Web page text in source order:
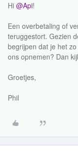
Hi @Api!
Een overbetaling of
teruggestort. Gezien
begrijpen dat je het
ons opnemen? Dan
Groetjes,
Phil